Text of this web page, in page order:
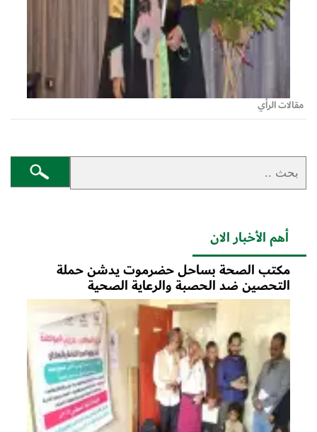
مقالات الرأي
أهم الأخبار الان
مكتب الصحة بساحل حضرموت يدشن حملة
التحصين ضد الحصبة والرعاية الصحية